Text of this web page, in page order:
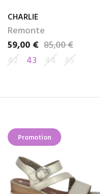
CHARLIE
Remonte
Prix
59,00 €
Prix de base85,00 €
42
43 44 45
Promotion